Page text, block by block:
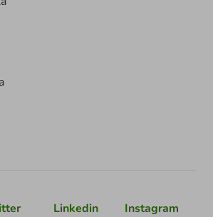
Linkedin Instagram